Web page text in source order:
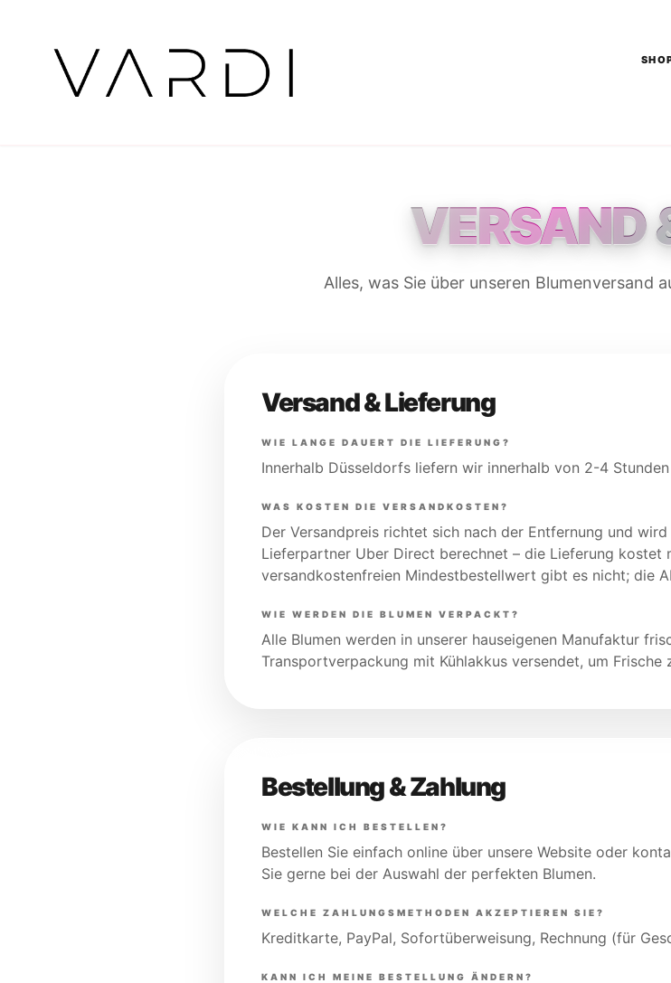
VERSAND
Alles, was Sie über unseren Blumenversand
Versand & Lieferung
WIE LANGE DAUERT DIE LIEFERUNG?
Innerhalb Düsseldorfs liefern wir innerhalb von 2-4
WAS KOSTEN DIE VERSANDKOSTEN?
Der Versandpreis richtet sich nach der Entfernung und
Lieferpartner Uber Direct berechnet – die Lieferung kostet
versandkostenfreien Mindestbestellwert gibt es nicht; die
WIE WERDEN DIE BLUMEN VERPACKT?
Alle Blumen werden in unserer hauseigenen Manufaktur
Transportverpackung mit Kühlakkus versendet, um Frische
Bestellung & Zahlung
WIE KANN ICH BESTELLEN?
Bestellen Sie einfach online über unsere Website oder
Sie gerne bei der Auswahl der perfekten Blumen.
WELCHE ZAHLUNGSMETHODEN AKZEPTIEREN SIE?
Kreditkarte, PayPal, Sofortüberweisung, Rechnung (für
KANN ICH MEINE BESTELLUNG ÄNDERN?